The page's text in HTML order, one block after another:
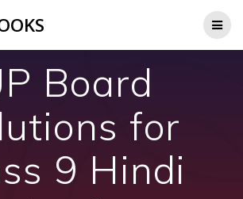
Board
for
9 Hindi